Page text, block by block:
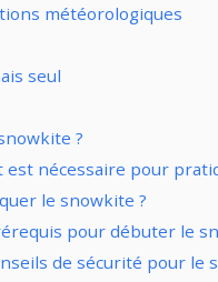
météorologiques
seul
?
est nécessaire pour
le snowkite ?
pour débuter le
de sécurité pour le